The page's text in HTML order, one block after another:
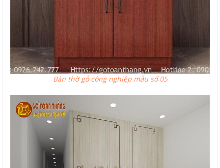
Bàn thờ gỗ công nghiệp mẫu số 05